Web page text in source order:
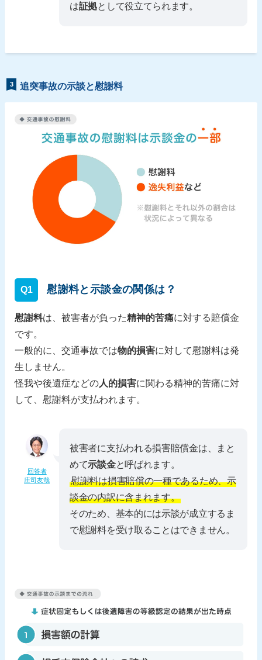
は証拠として役立てられます。
3 追突事故の示談と慰謝料
Q1 慰謝料と示談金の関係は？
慰謝料は、被害者が負った精神的苦痛に対する賠償金
です。
一般的に、交通事故では物的損害に対して慰謝料は発
生しません。
怪我や後遺症などの人的損害に関わる精神的苦痛に対
して、慰謝料が支払われます。
回答者
庄司友哉
被害者に支払われる損害賠償金は、まと
めて示談金と呼ばれます。
慰謝料は損害賠償の一種であるため、示
談金の内訳に含まれます。
そのため、基本的には示談が成立するま
で慰謝料を受け取ることはできません。